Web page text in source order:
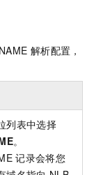
解析配置，
列表中选择
。
记录会将您